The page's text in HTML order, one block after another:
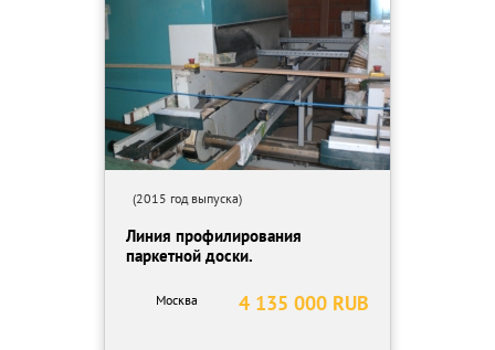
Диаметры шпинделей, мм: 40.
Диаметр фрез наружный, мм:
- первого нижнего шпинделя 110-145,
- правого и левого шпинделей, 110-180,
- первого верхнего шпинделя 110-180,
- второго верхнего шпинделя 110-180,
- второго нижнего шпинделя 110-180.
Частота вращения шпинделей, об/мин: 6000.
- первого нижнего шпинделя 5,5,
(2015 год выпуска)
Линия профилирования
паркетной доски.
4 135 000 RUB
Москва